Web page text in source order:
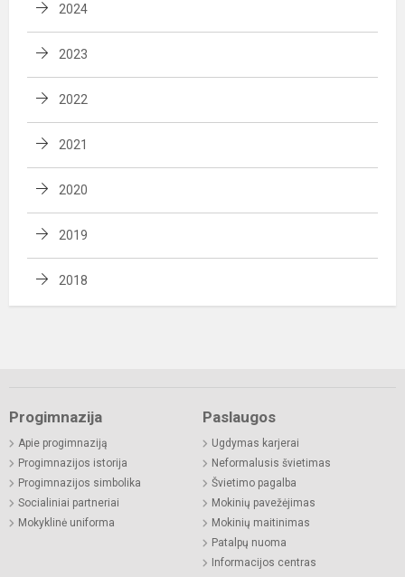
2024
2023
2022
2021
2020
2019
2018
Progimnazija
Apie progimnaziją
Progimnazijos istorija
Progimnazijos simbolika
Socialiniai partneriai
Mokyklinė uniforma
Paslaugos
Ugdymas karjerai
Neformalusis švietimas
Švietimo pagalba
Mokinių pavežėjimas
Mokinių maitinimas
Patalpų nuoma
Informacijos centras